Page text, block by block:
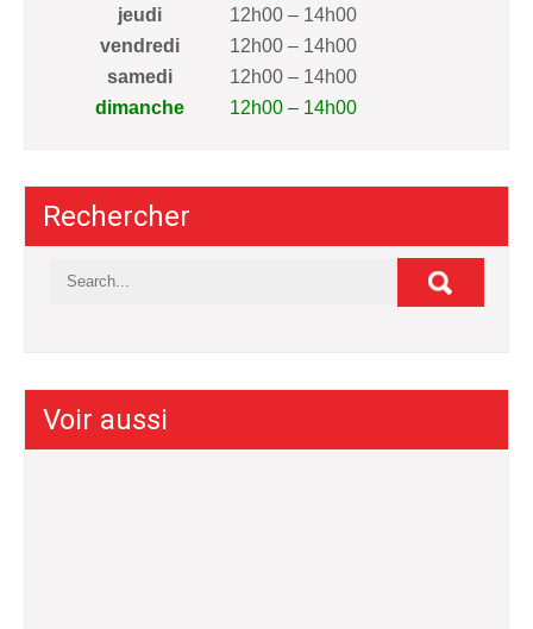
jeudi
12h00 – 14h00
vendredi
12h00 – 14h00
samedi
12h00 – 14h00
dimanche
12h00 – 14h00
Rechercher
Voir aussi